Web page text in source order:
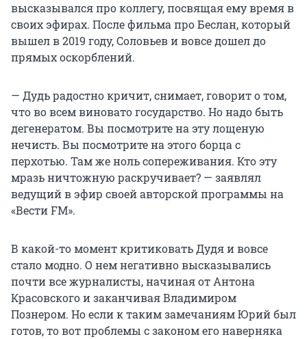
высказывался про коллегу, посвящая ему время в
своих эфирах. После фильма про Беслан, который
вышел в 2019 году, Соловьев и вовсе дошел до
прямых оскорблений.
— Дудь радостно кричит, снимает, говорит о том,
что во всем виновато государство. Но надо быть
дегенератом. Вы посмотрите на эту лощеную
нечисть. Вы посмотрите на этого борца с
перхотью. Там же ноль сопереживания. Кто эту
мразь ничтожную раскручивает? — заявлял
ведущий в эфир своей авторской программы на
«Вести FM».
В какой-то момент критиковать Дудя и вовсе
стало модно. О нем негативно высказывались
почти все журналисты, начиная от Антона
Красовского и заканчивая Владимиром
Познером. Но если к таким замечаниям Юрий был
готов, то вот проблемы с законом его наверняка